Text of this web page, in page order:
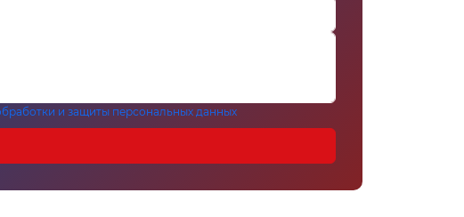
и защиты персональных данных